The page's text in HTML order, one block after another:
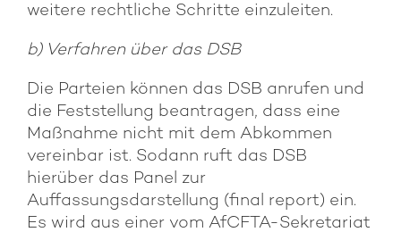
weitere rechtliche Schritte einzuleiten.
b) Verfahren über das DSB
Die Parteien können das DSB anrufen und
die Feststellung beantragen, dass eine
Maßnahme nicht mit dem Abkommen
vereinbar ist. Sodann ruft das DSB
hierüber das Panel zur
Auffassungsdarstellung (final report) ein.
Es wird aus einer vom AfCFTA-Sekretariat